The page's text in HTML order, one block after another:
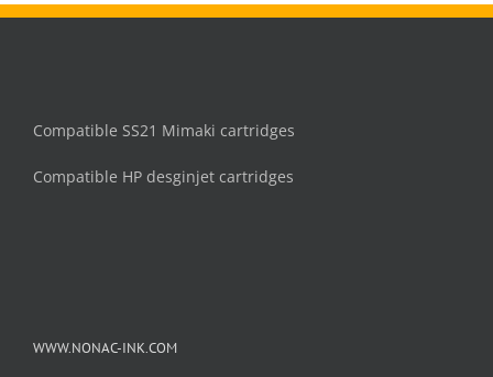
Compatible SS21 Mimaki cartridges
Compatible HP desginjet cartridges
WWW.NONAC-INK.COM